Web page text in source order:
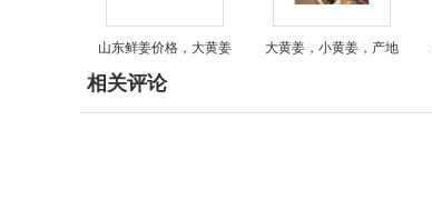
山东鲜姜价格，大黄姜 大黄姜，小黄姜，产地
相关评论